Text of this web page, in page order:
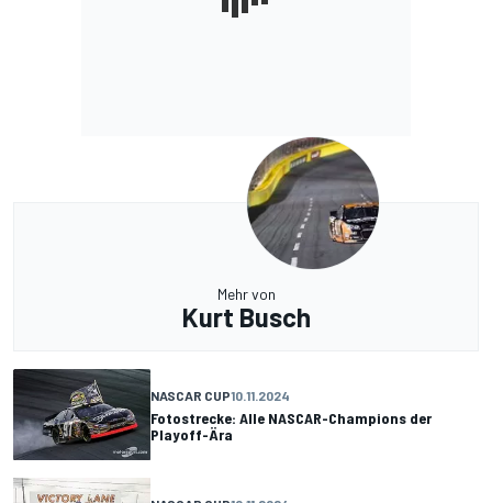
Mehr von
Kurt Busch
NASCAR CUP10.11.2024
Fotostrecke: Alle NASCAR-Champions der
Playoff-Ära